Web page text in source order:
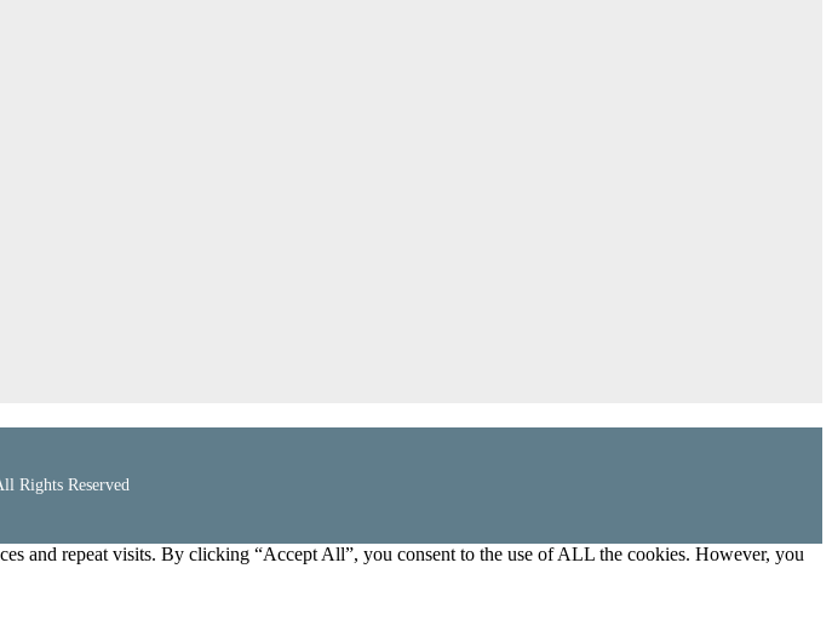
Rights Reserved
and repeat visits. By clicking “Accept All”, you consent to the use of ALL the cookies. However, you